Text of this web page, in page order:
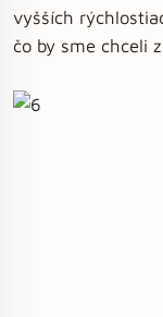
vyšších
čo by sme chceli